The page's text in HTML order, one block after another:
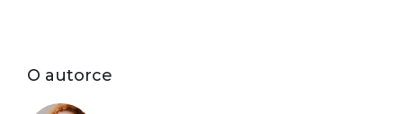
O autorce